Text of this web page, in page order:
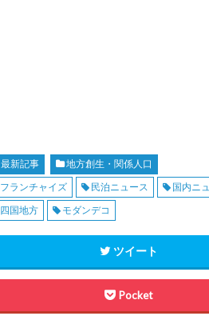
最新記事
地方創生・関係人口
フランチャイズ
民泊ニュース 国内ニ
四国地方
モダンデコ
ツイート
Pocket